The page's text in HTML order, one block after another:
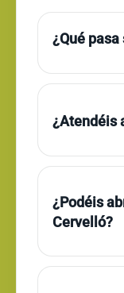
¿Qué
¿Atendéis
¿Podéis
Cervelló?